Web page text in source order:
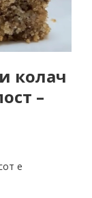
колач
–
е